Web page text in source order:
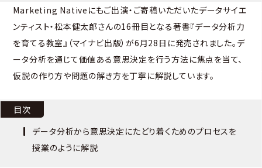
Marketing Nativeにもご出演・ご寄稿いただいたデータサイエ
ンティスト・松本健太郎さんの16冊目となる著書『データ分析力
を育てる教室』（マイナビ出版）が6月28日に発売されました。デ
ータ分析を通じて価値ある意思決定を行う方法に焦点を当て、
仮説の作り方や問題の解き方を丁寧に解説しています。
目次
データ分析から意思決定にたどり着くためのプロセスを
授業のように解説